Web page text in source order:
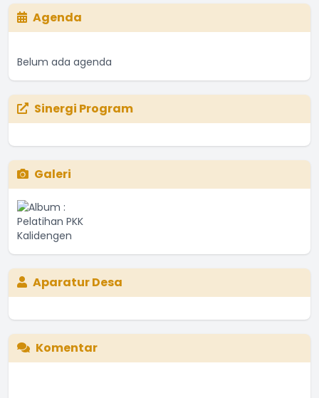
Agenda
Belum ada agenda
Sinergi Program
Galeri
Aparatur Desa
Komentar